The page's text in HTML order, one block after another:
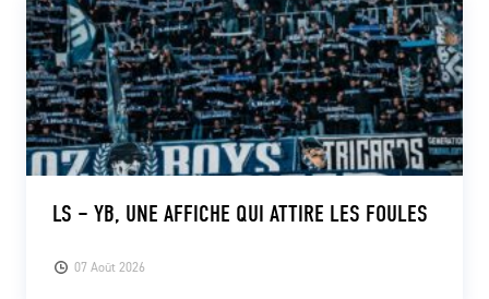
07 Août 2026
LS – YB, UNE AFFICHE QUI ATTIRE LES FOULES